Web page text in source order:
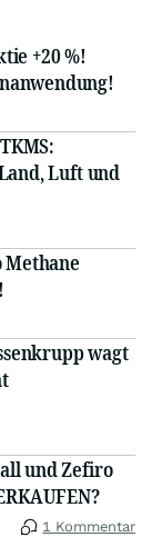
+20 %!
Luft und
wagt
und Zefiro
1 Kommentar